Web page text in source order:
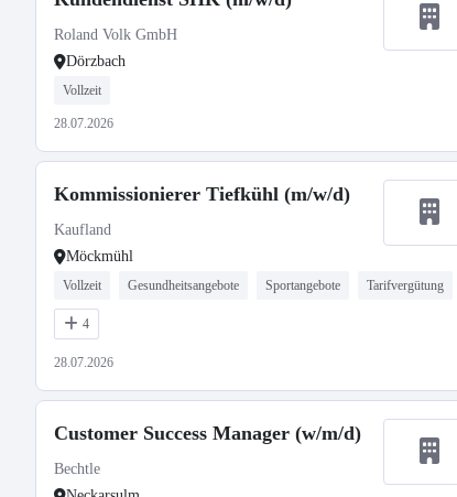
Roland Volk GmbH
Dörzbach
Vollzeit
28.07.2026
Kommissionierer Tiefkühl (m/w/d)
Kaufland
Möckmühl
Vollzeit Gesundheitsangebote Sportangebote Tarifvergütung
4
28.07.2026
Customer Success Manager (w/m/d)
Bechtle